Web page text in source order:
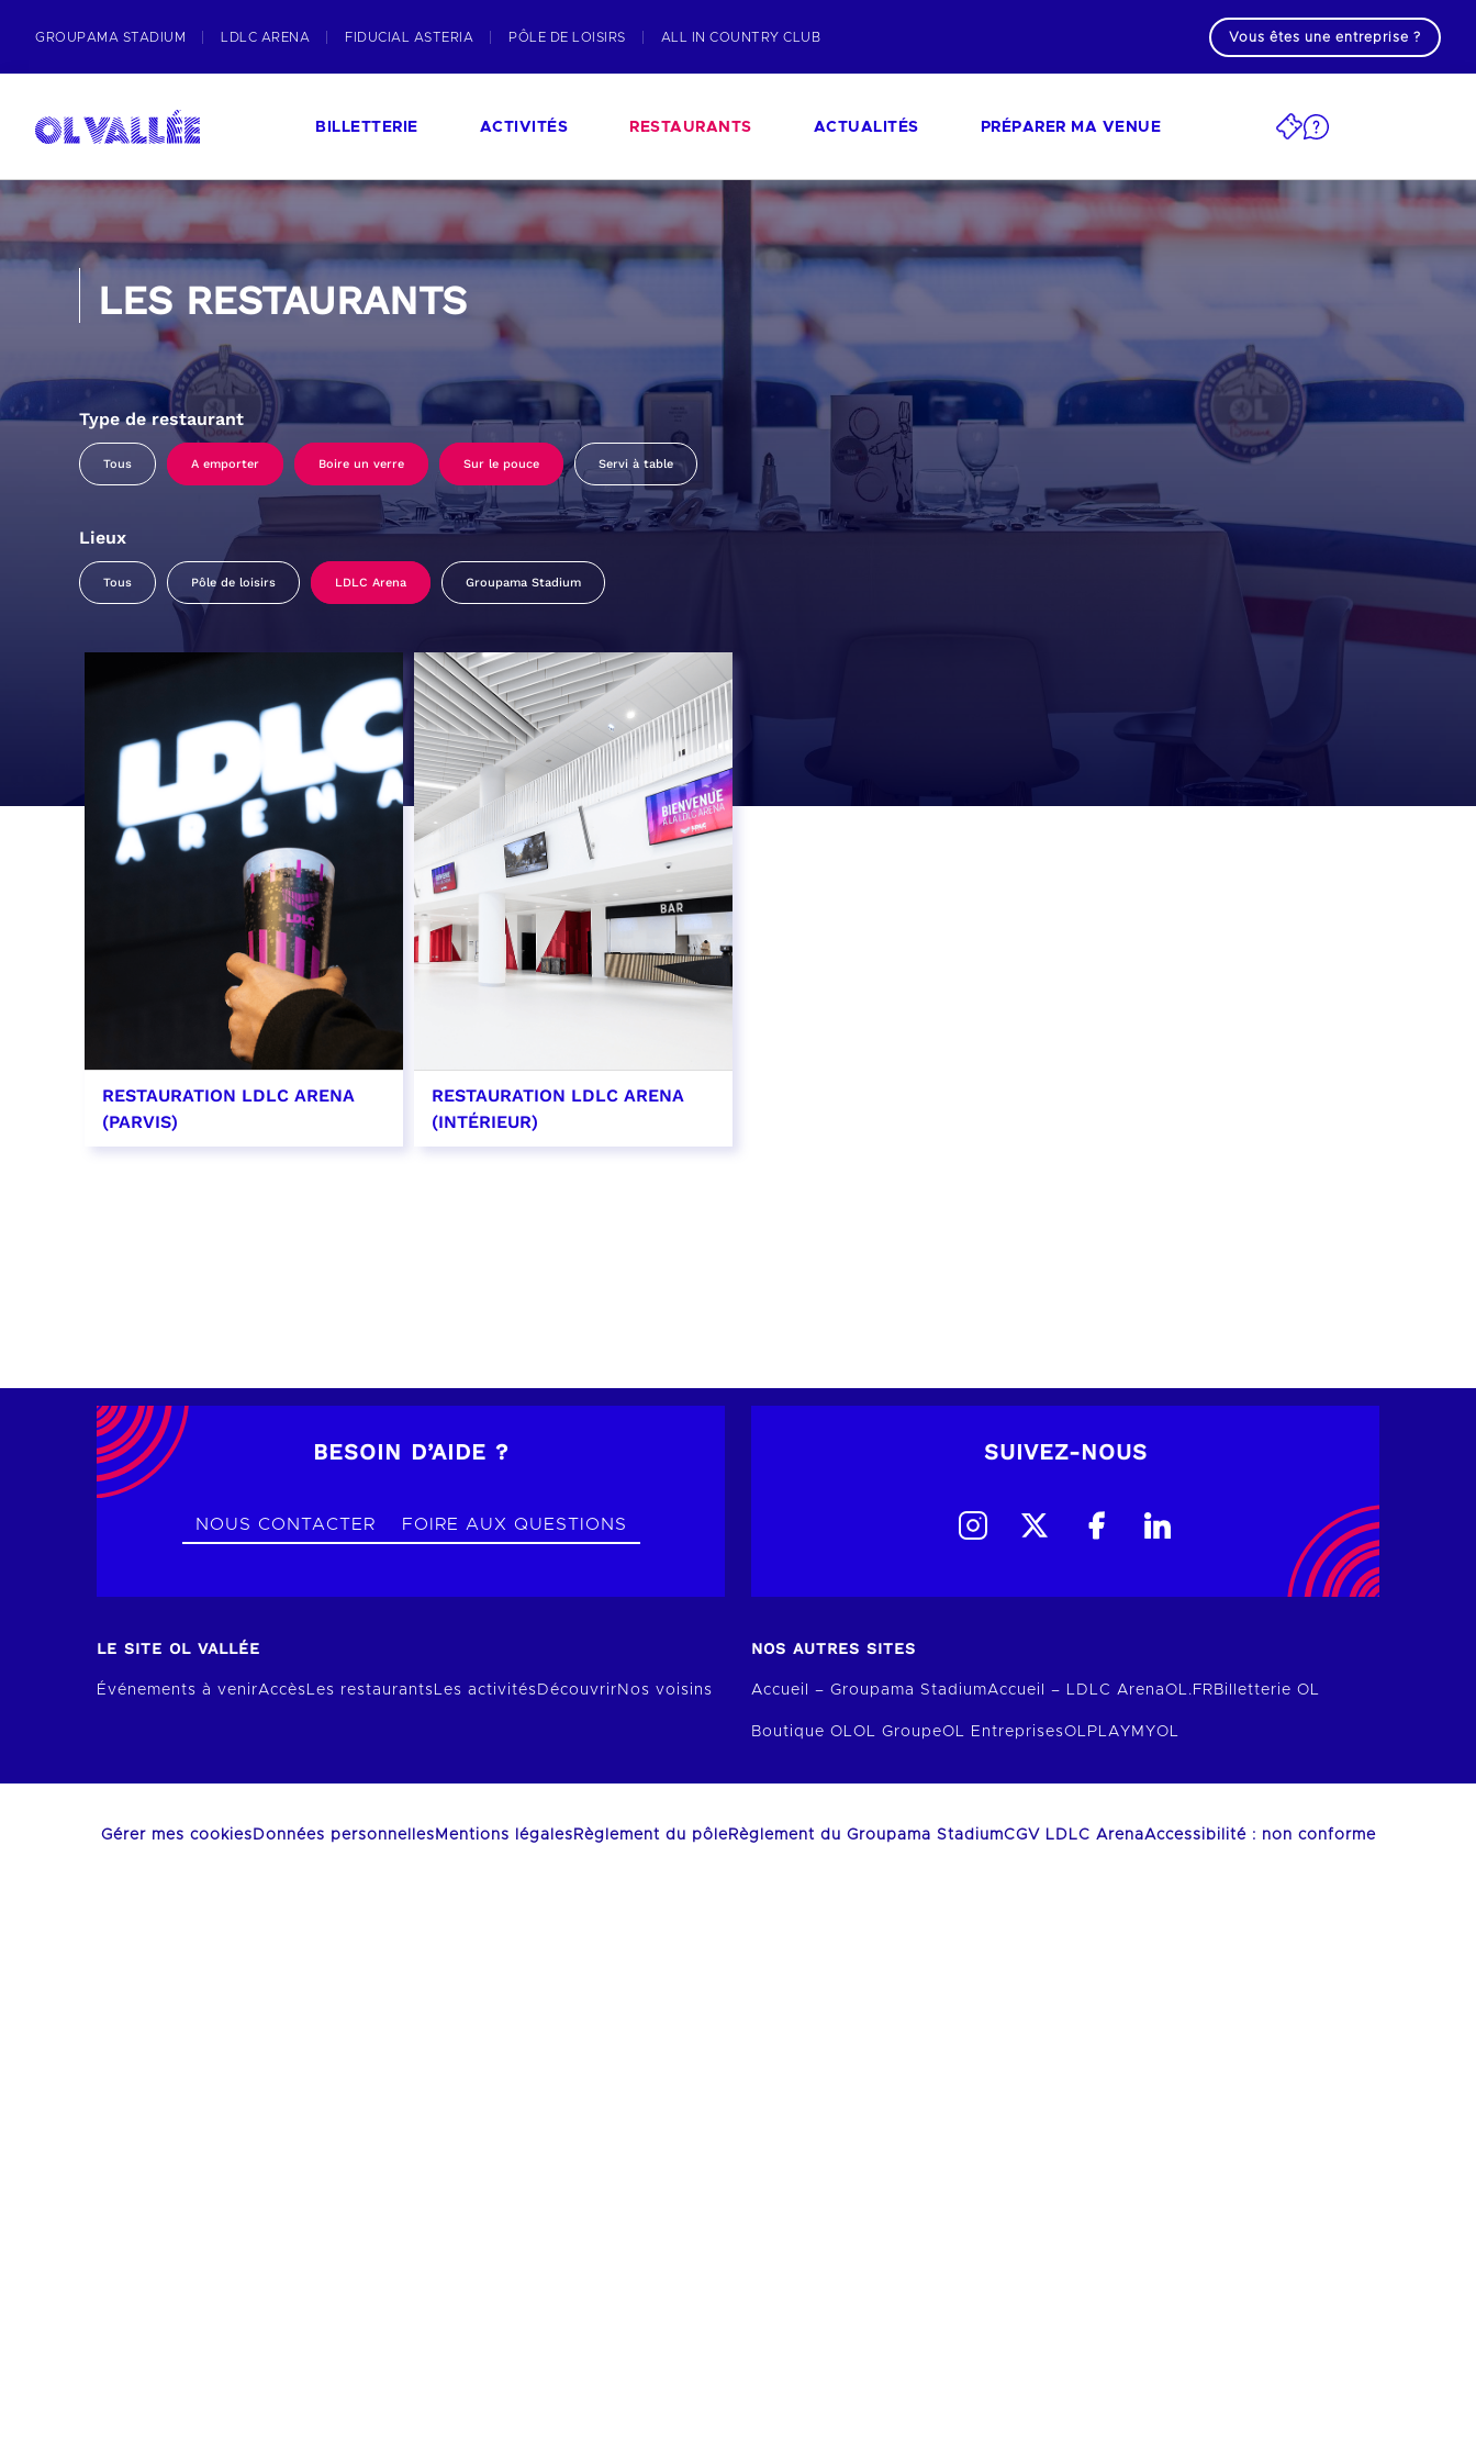
GROUPAMA STADIUM LDLC ARENA FIDUCIAL ASTERIA PÔLE DE LOISIRS ALL IN COUNTRY CLUB Vous êtes une entreprise ?
BILLETTERIE ACTIVITÉS RESTAURANTS ACTUALITÉS PRÉPARER MA VENUE
LES RESTAURANTS
Type de restaurant
Tous A emporter Boire un verre Sur le pouce Servi à table
Lieux
Tous Pôle de loisirs LDLC Arena Groupama Stadium
RESTAURATION LDLC ARENA
(PARVIS)
RESTAURATION LDLC ARENA
(INTÉRIEUR)
BESOIN D’AIDE ?
NOUS CONTACTER FOIRE AUX QUESTIONS
SUIVEZ-NOUS
LE SITE OL VALLÉE
Événements à venirAccèsLes restaurantsLes activités Découvrir Nos voisins
NOS AUTRES SITES
Accueil – Groupama StadiumAccueil – LDLC ArenaOL.FR Billetterie OL
Boutique OLOL GroupeOL EntreprisesOLPLAY MYOL
Gérer mes cookies Données personnelles Mentions légales Règlement du pôleRèglement du Groupama StadiumCGV LDLC ArenaAccessibilité : non conforme